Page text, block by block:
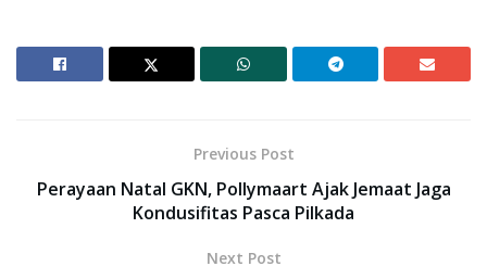
Previous Post
Perayaan Natal GKN, Pollymaart Ajak Jemaat Jaga
Kondusifitas Pasca Pilkada
Next Post